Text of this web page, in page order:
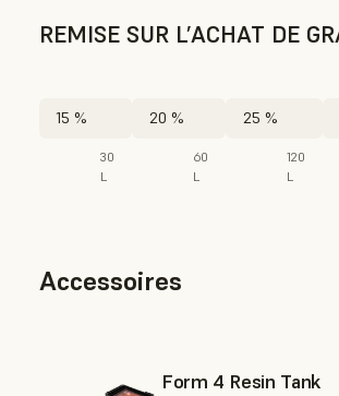
REMISE SUR L’ACHAT DE
15 %
30
L
20 %
60
L
25 %
120
L
Accessoires
Form 4 Resin Tank